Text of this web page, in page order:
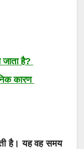
जाता है?
कारण
है। यह वह समय